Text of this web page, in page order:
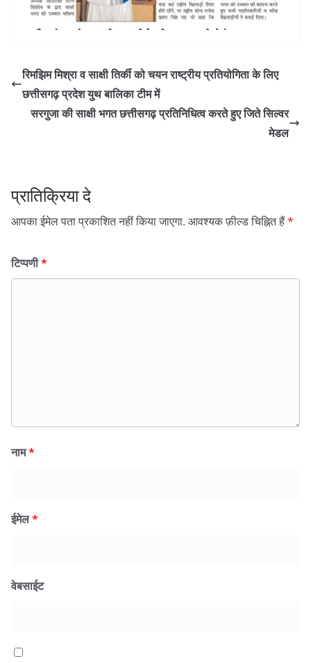
रिमझिम मिश्रा व साक्षी तिर्की को चयन राष्ट्रीय प्रतियोगिता के लिए
छत्तीसगढ़ प्रदेश युथ बालिका टीम में
सरगुजा की साक्षी भगत छत्तीसगढ़ प्रतिनिधित्व करते हुए जिते सिल्वर
मेडल
प्रातिक्रिया दे
आपका ईमेल पता प्रकाशित नहीं किया जाएगा. आवश्यक फ़ील्ड चिह्नित हैं*
टिप्पणी*
नाम*
ईमेल*
वेबसाईट